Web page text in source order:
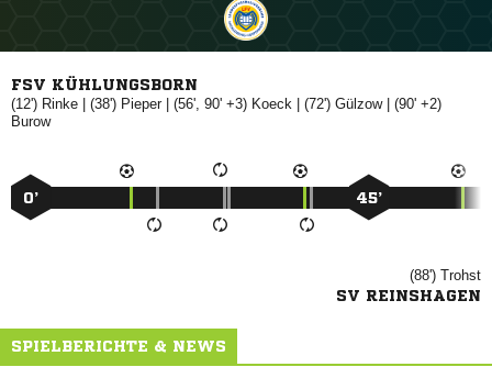
FSV KÜHLUNGSBORN
(12')  | (38') | (56', 90' +3)  | (72') | (90' +2)

0’ 45’
(88') 
SV REINSHAGEN
SPIELBERICHTE & NEWS